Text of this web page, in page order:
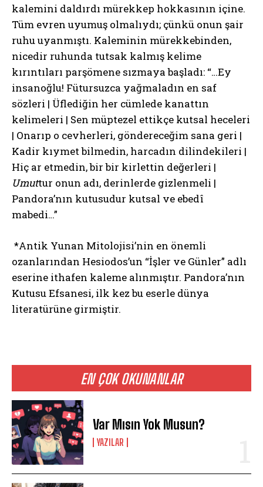
EN ÇOK OKUNANLAR
Var Mısın Yok Musun?
YAZILAR
kalemini daldırdı mürekkep hokkasının içine.
Tüm evren uyumuş olmalıydı; çünkü onun şair
ruhu uyanmıştı. Kaleminin mürekkebinden,
nicedir ruhunda tutsak kalmış kelime
kırıntıları parşömene sızmaya başladı: “…Ey
insanoğlu! Fütursuzca yağmaladın en saf
sözleri | Üflediğin her cümlede kanattın
kelimeleri | Sen müptezel ettikçe kutsal heceleri
| Onarıp o cevherleri, göndereceğim sana geri |
Kadir kıymet bilmedin, harcadın dilindekileri |
Hiç ar etmedin, bir bir kirlettin değerleri |
Umuttur onun adı, derinlerde gizlenmeli |
Pandora’nın kutusudur kutsal ve ebedî
mabedi…”
*Antik Yunan Mitolojisi’nin en önemli
ozanlarından Hesiodos’un “İşler ve Günler” adlı
eserine ithafen kaleme alınmıştır. Pandora’nın
Kutusu Efsanesi, ilk kez bu eserle dünya
literatürüne girmiştir.